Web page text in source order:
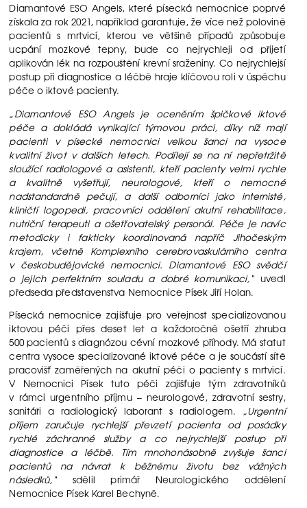
Diamantové ESO Angels, které písecká nemocnice poprvé
získala za rok 2021, například garantuje, že více než polovině
pacientů s mrtvicí, kterou ve většině případů způsobuje
ucpání mozkové tepny, bude co nejrychleji od přijetí
aplikován lék na rozpouštění krevní sraženiny. Co nejrychlejší
postup při diagnostice a léčbě hraje klíčovou roli v úspěchu
péče o iktové pacienty.
„Diamantové ESO Angels je oceněním špičkové iktové
péče a dokládá vynikající týmovou práci, díky níž mají
pacienti v písecké nemocnici velkou šanci na vysoce
kvalitní život v dalších letech. Podílejí se na ní nepřetržitě
sloužící radiologové a asistenti, kteří pacienty velmi rychle
a kvalitně vyšetřují, neurologové, kteří o nemocné
nadstandardně pečují, a další odborníci jako internisté,
kliničtí logopedi, pracovníci oddělení akutní rehabilitace,
nutriční terapeuti a ošetřovatelský personál. Péče je navíc
metodicky i fakticky koordinovaná napříč Jihočeským
krajem, včetně Komplexního cerebrovaskulárního centra
v českobudějovické nemocnici. Diamantové ESO svědčí
o jejich perfektním souladu a dobré komunikaci,“uvedl
předseda představenstva Nemocnice Písek Jiří Holan.
Písecká nemocnice zajišťuje pro veřejnost specializovanou
iktovou péči přes deset let a každoročně ošetří zhruba
500 pacientů s diagnózou cévní mozkové příhody. Má statut
centra vysoce specializované iktové péče a je součástí sítě
pracovišť zaměřených na akutní péči o pacienty s mrtvicí.
V Nemocnici Písek tuto péči zajišťuje tým zdravotníků
v rámci urgentního příjmu – neurologové, zdravotní sestry,
sanitáři a radiologický laborant s radiologem. „Urgentní
příjem zaručuje rychlejší převzetí pacienta od posádky
rychlé záchranné služby a co nejrychlejší postup při
diagnostice a léčbě. Tím mnohonásobně zvyšuje šanci
pacientů na návrat k běžnému životu bez vážných
následků,“sdělil primář Neurologického oddělení
Nemocnice Písek Karel Bechyně.